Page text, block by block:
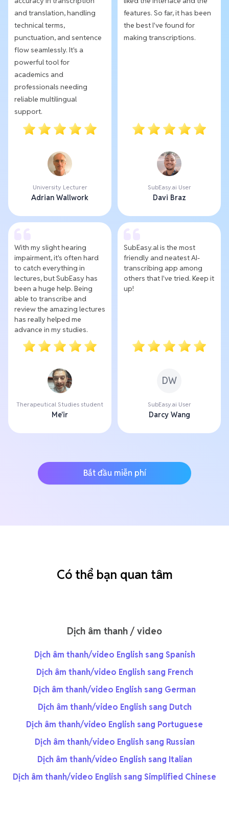
and translation, handling
technical terms,
punctuation, and sentence
flow seamlessly. It's a
powerful tool for
academics and
professionals needing
reliable multilingual
support.
University Lecturer
Adrian Wallwork
features. So far, it has been
the best I've found for
making transcriptions.
SubEasy.ai User
Davi Braz
With my slight hearing
impairment, it's often hard
to catch everything in
lectures, but SubEasy has
been a huge help. Being
able to transcribe and
review the amazing lectures
has really helped me
advance in my studies.
Therapeutical Studies student
Me'ir
SubEasy.al is the most
friendly and neatest AI-
transcribing app among
others that I've tried. Keep it
up!
DW
SubEasy.ai User
Darcy Wang
Bắt đầu miễn phí
Có thể bạn quan tâm
Dịch âm thanh / video
Dịch âm thanh/video English sang Spanish
Dịch âm thanh/video English sang French
Dịch âm thanh/video English sang German
Dịch âm thanh/video English sang Dutch
Dịch âm thanh/video English sang Portuguese
Dịch âm thanh/video English sang Russian
Dịch âm thanh/video English sang Italian
Dịch âm thanh/video English sang Simplified Chinese